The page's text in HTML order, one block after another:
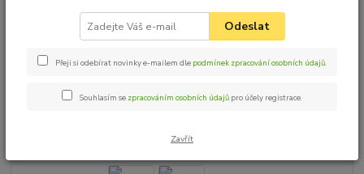
Palkar vodítko přepínací z
popruhu pro psy 250 cm x 10 mm
černo-zelená s tlapkami
Odeslat
Přeji si odebírat novinky e-mailem dle podmínek zpracování osobních údajů.
Souhlasím se zpracováním osobních údajů pro účely registrace.
Zavřít